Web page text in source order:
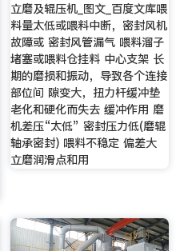
立磨及辊压机_图文_百度文库喂
料量太低或喂料中断，密封风机
故障或 密封风管漏气 喂料溜子
堵塞或喂料仓挂料 中心支架 长
期的磨损和振动，导致各个连接
部位间 隙变大，扭力杆缓冲垫
老化和硬化而失去 缓冲作用 磨
机差压“太低” 密封压力低(磨辊
轴承密封) 喂料不稳定 偏差大
立磨润滑点和用